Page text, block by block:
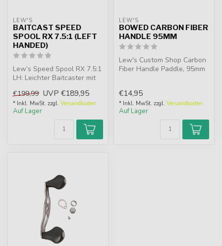
LEW'S
BAITCAST SPEED
SPOOL RX 7.5:1 (LEFT
HANDED)
Lew’s Speed Spool RX 7.5:1
LH: Leichter Baitcaster mit
La...
€199,99 UVP €189,95
* Inkl. MwSt. zzgl. Versandkosten
Auf Lager
LEW'S
BOWED CARBON FIBER
HANDLE 95MM
Lew's Custom Shop Carbon
Fiber Handle Paddle, 95mm
€14,95
* Inkl. MwSt. zzgl. Versandkosten
Auf Lager